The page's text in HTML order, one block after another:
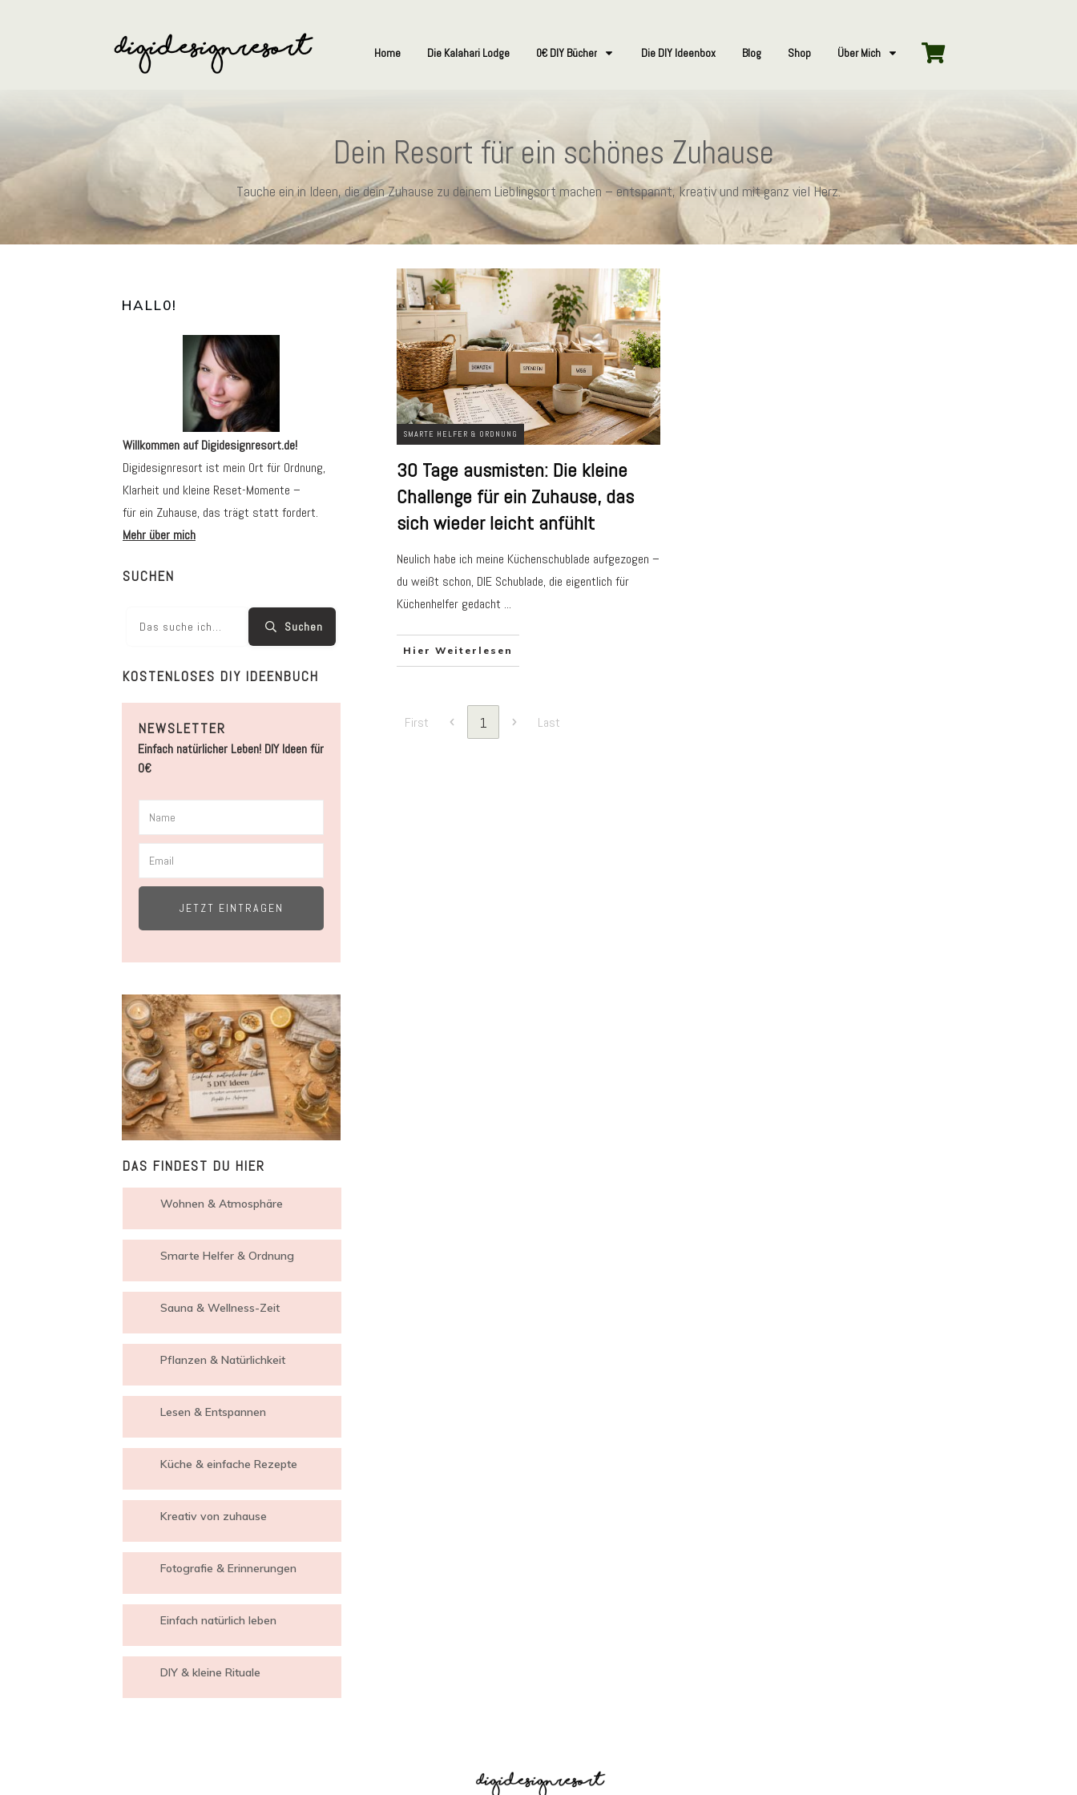
Home Die Kalahari Lodge 0€ DIY Bücher Die DIY Ideenbox Blog Shop Über Mich
Dein Resort für ein schönes Zuhause
Tauche ein in Ideen, die dein Zuhause zu deinem Lieblingsort machen – entspannt, kreativ und mit ganz viel Herz.
SMARTE HELFER & ORDNUNG
30 Tage ausmisten: Die kleine
Challenge für ein Zuhause, das
sich wieder leicht anfühlt
Neulich habe ich meine Küchenschublade aufgezogen –
du weißt schon, DIE Schublade, die eigentlich für
Küchenhelfer gedacht ...
Hier Weiterlesen
First 1 Last
HALL0!
Willkommen auf Digidesignresort.de!
Digidesignresort ist mein Ort für Ordnung,
Klarheit und kleine Reset-Momente –
für ein Zuhause, das trägt statt fordert.
Mehr über mich
SUCHEN
Suchen
KOSTENLOSES DIY IDEENBUCH
NEWSLETTER
Einfach natürlicher Leben! DIY Ideen für
0€
JETZT EINTRAGEN
DAS FINDEST DU HIER
Wohnen & Atmosphäre
Smarte Helfer & Ordnung
Sauna & Wellness-Zeit
Pflanzen & Natürlichkeit
Lesen & Entspannen
Küche & einfache Rezepte
Kreativ von zuhause
Fotografie & Erinnerungen
Einfach natürlich leben
DIY & kleine Rituale